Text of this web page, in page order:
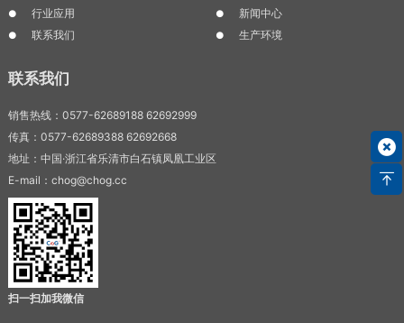
行业应用
新闻中心
联系我们
生产环境
联系我们
销售热线：0577-62689188 62692999
传真：0577-62689388 62692668
地址：中国·浙江省乐清市白石镇凤凰工业区
E-mail：chog@chog.cc
扫一扫加我微信